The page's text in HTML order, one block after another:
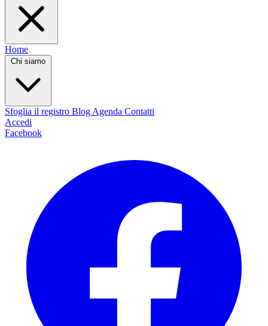
Home
Chi siamo
Sfoglia il registro Blog Agenda Contatti
Accedi
Facebook